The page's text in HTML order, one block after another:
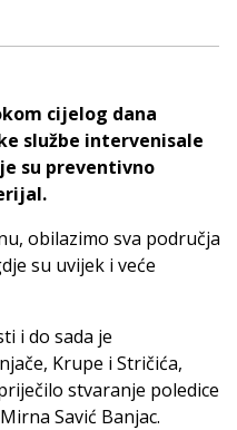
cijelog dana
službe intervenisale
su preventivno
obilazimo sva područja
su uvijek i veće
i do sada je
Krupe i Stričića,
stvaranje poledice
Savić Banjac.